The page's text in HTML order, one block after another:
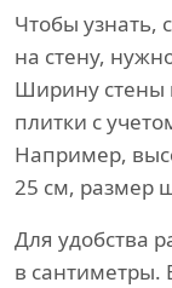
Чтобы узнать,
на стену,
Ширину стены
плитки с
Например,
25 см, размер
Для удобства
в сантиметры.